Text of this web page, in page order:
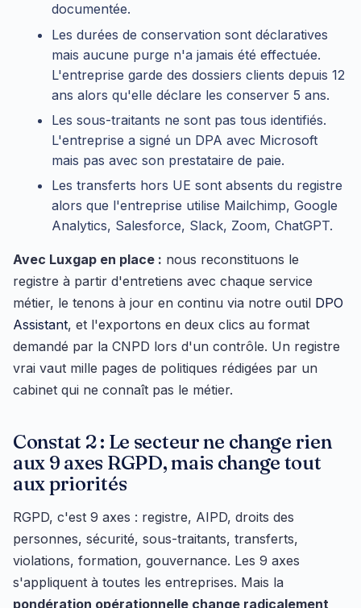
documentée.
Les durées de conservation sont déclaratives
mais aucune purge n'a jamais été effectuée.
L'entreprise garde des dossiers clients depuis 12
ans alors qu'elle déclare les conserver 5 ans.
Les sous-traitants ne sont pas tous identifiés.
L'entreprise a signé un DPA avec Microsoft
mais pas avec son prestataire de paie.
Les transferts hors UE sont absents du registre
alors que l'entreprise utilise Mailchimp, Google
Analytics, Salesforce, Slack, Zoom, ChatGPT.
Avec Luxgap en place : nous reconstituons le
registre à partir d'entretiens avec chaque service
métier, le tenons à jour en continu via notre outil DPO
Assistant, et l'exportons en deux clics au format
demandé par la CNPD lors d'un contrôle. Un registre
vrai vaut mille pages de politiques rédigées par un
cabinet qui ne connaît pas le métier.
Constat 2 : Le secteur ne change rien
aux 9 axes RGPD, mais change tout
aux priorités
RGPD, c'est 9 axes : registre, AIPD, droits des
personnes, sécurité, sous-traitants, transferts,
violations, formation, gouvernance. Les 9 axes
s'appliquent à toutes les entreprises. Mais la
pondération opérationnelle change radicalement